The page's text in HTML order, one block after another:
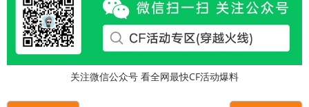
关注微信公众号 看全网最快CF活动爆料